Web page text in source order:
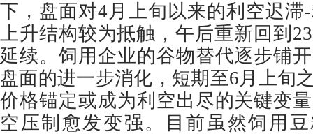
下，盘面对4月上旬以来的利空迟滞
上升结构较为抵触，午后重新回到
延续。饲用企业的谷物替代逐步铺
盘面的进一步消化，短期至6月上旬
价格锚定或成为利空出尽的关键变
空压制愈发变强。目前虽然饲用豆